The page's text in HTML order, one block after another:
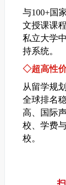
与100+国
文授课课
私立大学
持系统。
◇超高性
从留学规
全球排名
高、国际
校、学费
校。